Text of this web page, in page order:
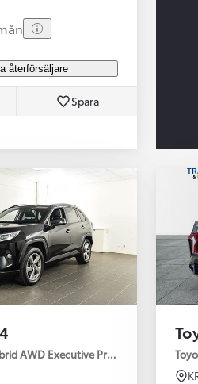
återförsäljare
Spara
AWD Executive Premium Drag 360-